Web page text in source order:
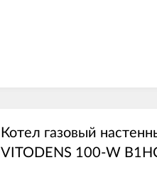
Котел газовый
VITODENS 100-W